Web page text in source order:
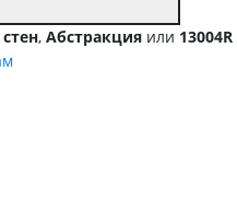
, Абстракция или 13004R